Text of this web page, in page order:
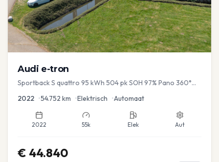
Audi e-tron
Sportback S quattro 95 kWh 504 pk SOH 97% Pano 360°
2022 •54.752 km •Elektrisch •Automaat
2022 55k Elek Aut
€ 44.840